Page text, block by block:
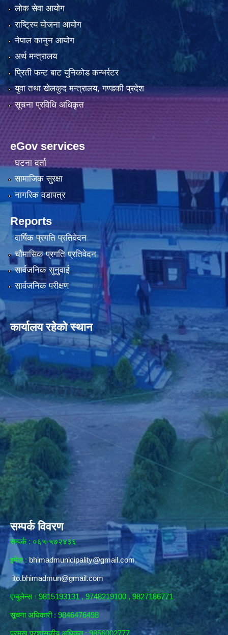
लोक सेवा आयोग
राष्ट्रिय योजना आयोग
नेपाल कानुन आयोग
अर्थ मन्त्रालय
प्रिती फन्ट बाट युनिकोड कन्भर्रटर
युवा तथा खेलकुद मन्त्रालय, गण्डकी प्रदेश
सूचना प्रविधि अधिकृत
eGov services
घटना दर्ता
सामाजिक सुरक्षा
नागरिक वडापत्र
Reports
वार्षिक प्रगति प्रतिवेदन
चौमासिक प्रगति प्रतिवेदन
सार्वजनिक सुनुवाई
सार्वजनिक परीक्षण
कार्यालय रहेको स्थान
सम्पर्क विवरण
सम्पर्क : ०६५-५७२४३६
इमेल : bhimadmunicipality@gmail.com,
ito.bhimadmun@gmail.com
एम्बुलेन्स ः 9815193131 , 9748219100 , 9827186771
सूचना अधिकारी : 9846476498